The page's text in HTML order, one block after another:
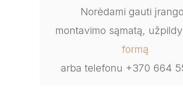
Norėdami gauti
montavimo sąmatą,
formą
arba telefonu +370 664